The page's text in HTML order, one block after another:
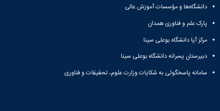
معظم
رهبری
تماس
روابط
عمومی
آدرس
آموزش
سایر
تقویم
آموزشی
نظامنامه
اخلاق
آموزش
آزمایشگاه
باستان
شناسی
آزمایشگاه
هوش
ربات
بینایی
و
رزن
صنایع
غذایی
بهار
مجتمع
آموزش
زمین
چمن
سالن‌های
ورزشی
تفریحی-
سیاحتی
باغ
دانشگاه
دانشگاه
دانشگاه‌ها و مؤسسات آموزش عالی
پارک علم و فناوری همدان
مرکز آپا دانشگاه بوعلی سینا
دبیرستان پسرانه دانشگاه بوعلی سینا
سامانه پاسخگوئی به شکایات وزارت علوم، تحقیقات و فناوری